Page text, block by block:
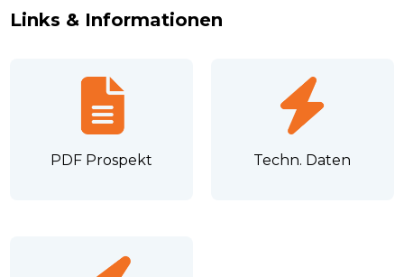
Links & Informationen
PDF Prospekt Techn. Daten